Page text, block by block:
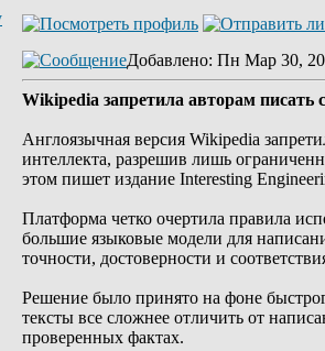
Добавлено: Пн Мар 30,
Wikipedia запретила авторам
Англоязычная версия Wikipedia
интеллекта, разрешив лишь
этом пишет издание Interesting
Платформа четко очертила правила
большие языковые модели для
точности, достоверности и
Решение было принято на фоне
тексты все сложнее отличить от
проверенных фактах.